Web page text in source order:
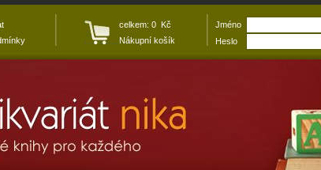
celkem: 0 Kč
Nákupní košík
Jméno
Heslo